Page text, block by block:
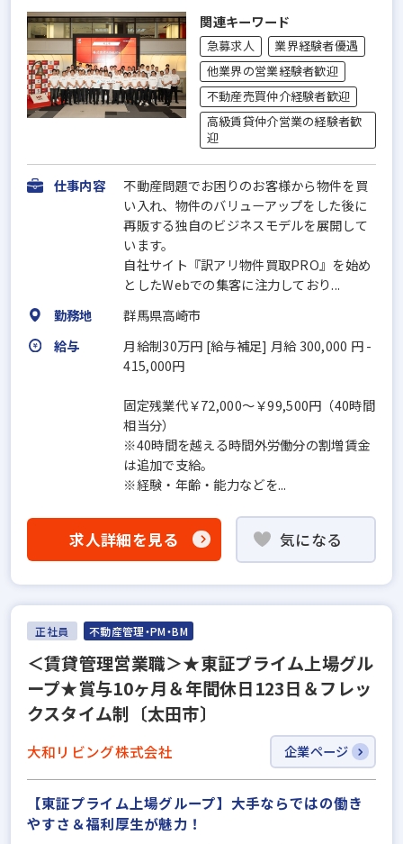
関連キーワード
急募求人
業界経験者優遇
他業界の営業経験者歓迎
不動産売買仲介経験者歓迎
高級賃貸仲介営業の経験者歓
迎
仕事内容
不動産問題でお困りのお客様から物件を買
い入れ、物件のバリューアップをした後に
再販する独自のビジネスモデルを展開して
います。
自社サイト『訳アリ物件買取PRO』を始め
としたWebでの集客に注力しており...
勤務地
群馬県高崎市
給与
月給制30万円 [給与補足] 月給 300,000 円 -
415,000円
固定残業代￥72,000～￥99,500円（40時間
相当分）
※40時間を越える時間外労働分の割増賃金
は追加で支給。
※経験・年齢・能力などを...
求人詳細を見る 気になる
正社員 不動産管理・PM・BM
＜賃貸管理営業職＞★東証プライム上場グル
ープ★賞与10ヶ月＆年間休日123日＆フレッ
クスタイム制〔太田市〕
大和リビング株式会社 企業ページ
【東証プライム上場グループ】大手ならではの働き
やすさ＆福利厚⽣が魅力！